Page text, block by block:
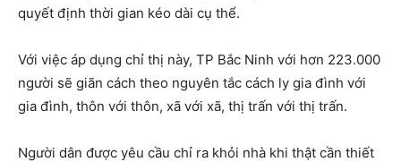
quyết định thời gian kéo dài cụ thể.
Với việc áp dụng chỉ thị này, TP Bắc Ninh với hơn 223.000
người sẽ giãn cách theo nguyên tắc cách ly gia đình với
gia đình, thôn với thôn, xã với xã, thị trấn với thị trấn.
Người dân được yêu cầu chỉ ra khỏi nhà khi thật cần thiết